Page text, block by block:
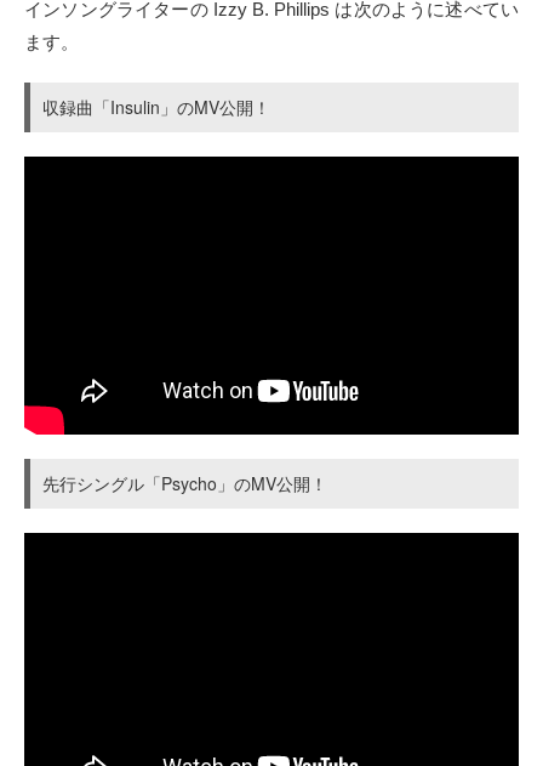
Facebook
instagram
インソングライターの Izzy B. Phillips は次のように述べてい
ます。
収録曲「Insulin」のMV公開！
先行シングル「Psycho」のMV公開！